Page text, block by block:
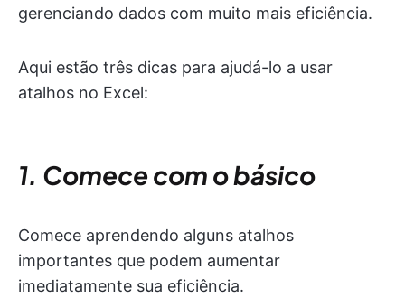
gerenciando dados com muito mais eficiência.
Aqui estão três dicas para ajudá-lo a usar
atalhos no Excel:
1. Comece com o básico
Comece aprendendo alguns atalhos
importantes que podem aumentar
imediatamente sua eficiência.